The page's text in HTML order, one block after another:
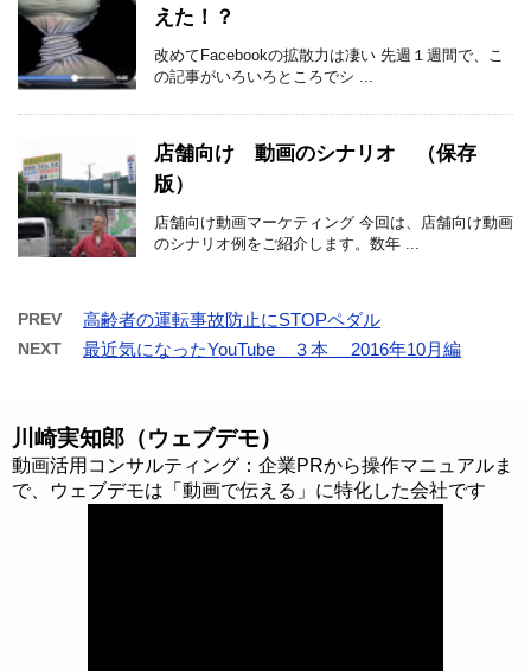
えた！？
改めてFacebookの拡散力は凄い 先週１週間で、こ
の記事がいろいろところでシ ...
店舗向け 動画のシナリオ （保存
版）
店舗向け動画マーケティング 今回は、店舗向け動画
のシナリオ例をご紹介します。数年 ...
PREV 高齢者の運転事故防止にSTOPペダル
NEXT 最近気になったYouTube ３本 2016年10月編
川崎実知郎（ウェブデモ）
動画活用コンサルティング：企業PRから操作マニュアルま
で、ウェブデモは「動画で伝える」に特化した会社です